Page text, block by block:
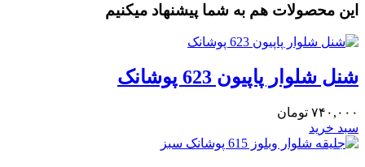
این محصولات هم به شما پیشنهاد میکنیم
شنل شلوار پاپیون 623 پوشانک
۷۴۰,۰۰۰ تومان
سبد خرید